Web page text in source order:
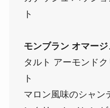
ト
モンブラン オマージ
タルト アーモンド
ト
マロン風味のシャン